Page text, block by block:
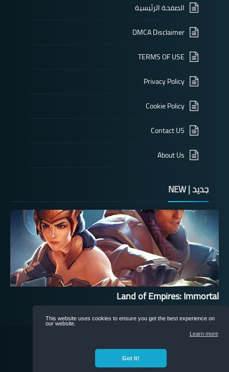
This website uses cookies to ensure you get the best experience on
our website.
Learn more
Got It!
الصفحة الرئيسية
DMCA Disclaimer
TERMS OF USE
Privacy Policy
Cookie Policy
Contact US
About Us
جديد | NEW
Land of Empires: Immortal